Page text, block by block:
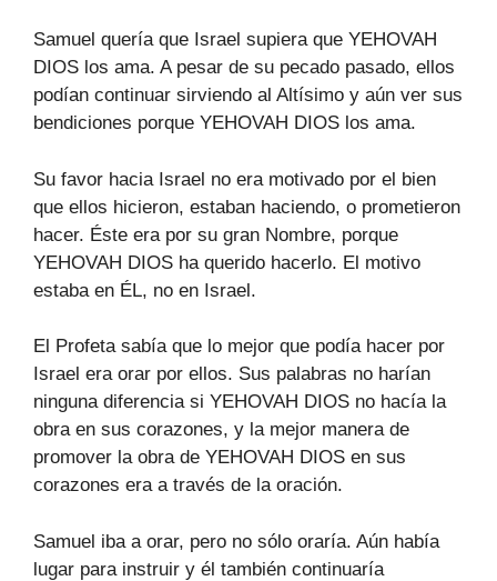
Samuel quería que Israel supiera que YEHOVAH
DIOS los ama. A pesar de su pecado pasado, ellos
podían continuar sirviendo al Altísimo y aún ver sus
bendiciones porque YEHOVAH DIOS los ama.
Su favor hacia Israel no era motivado por el bien
que ellos hicieron, estaban haciendo, o prometieron
hacer. Éste era por su gran Nombre, porque
YEHOVAH DIOS ha querido hacerlo. El motivo
estaba en ÉL, no en Israel.
El Profeta sabía que lo mejor que podía hacer por
Israel era orar por ellos. Sus palabras no harían
ninguna diferencia si YEHOVAH DIOS no hacía la
obra en sus corazones, y la mejor manera de
promover la obra de YEHOVAH DIOS en sus
corazones era a través de la oración.
Samuel iba a orar, pero no sólo oraría. Aún había
lugar para instruir y él también continuaría